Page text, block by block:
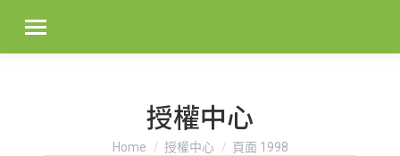
授權中心
You are here:
Home 授權中心 頁面 1998